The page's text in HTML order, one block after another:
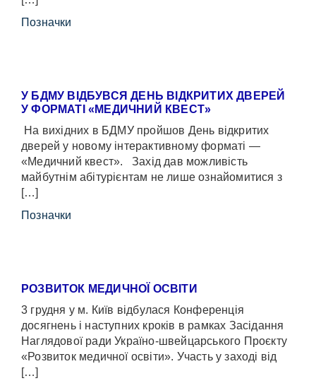
Позначки
У БДМУ ВІДБУВСЯ ДЕНЬ ВІДКРИТИХ ДВЕРЕЙ
У ФОРМАТІ «МЕДИЧНИЙ КВЕСТ»
На вихідних в БДМУ пройшов День відкритих
дверей у новому інтерактивному форматі —
«Медичний квест». Захід дав можливість
майбутнім абітурієнтам не лише ознайомитися з
[…]
Позначки
РОЗВИТОК МЕДИЧНОЇ ОСВІТИ
3 грудня у м. Київ відбулася Конференція
досягнень і наступних кроків в рамках Засідання
Наглядової ради Україно-швейцарського Проєкту
«Розвиток медичної освіти». Участь у заході від
[…]